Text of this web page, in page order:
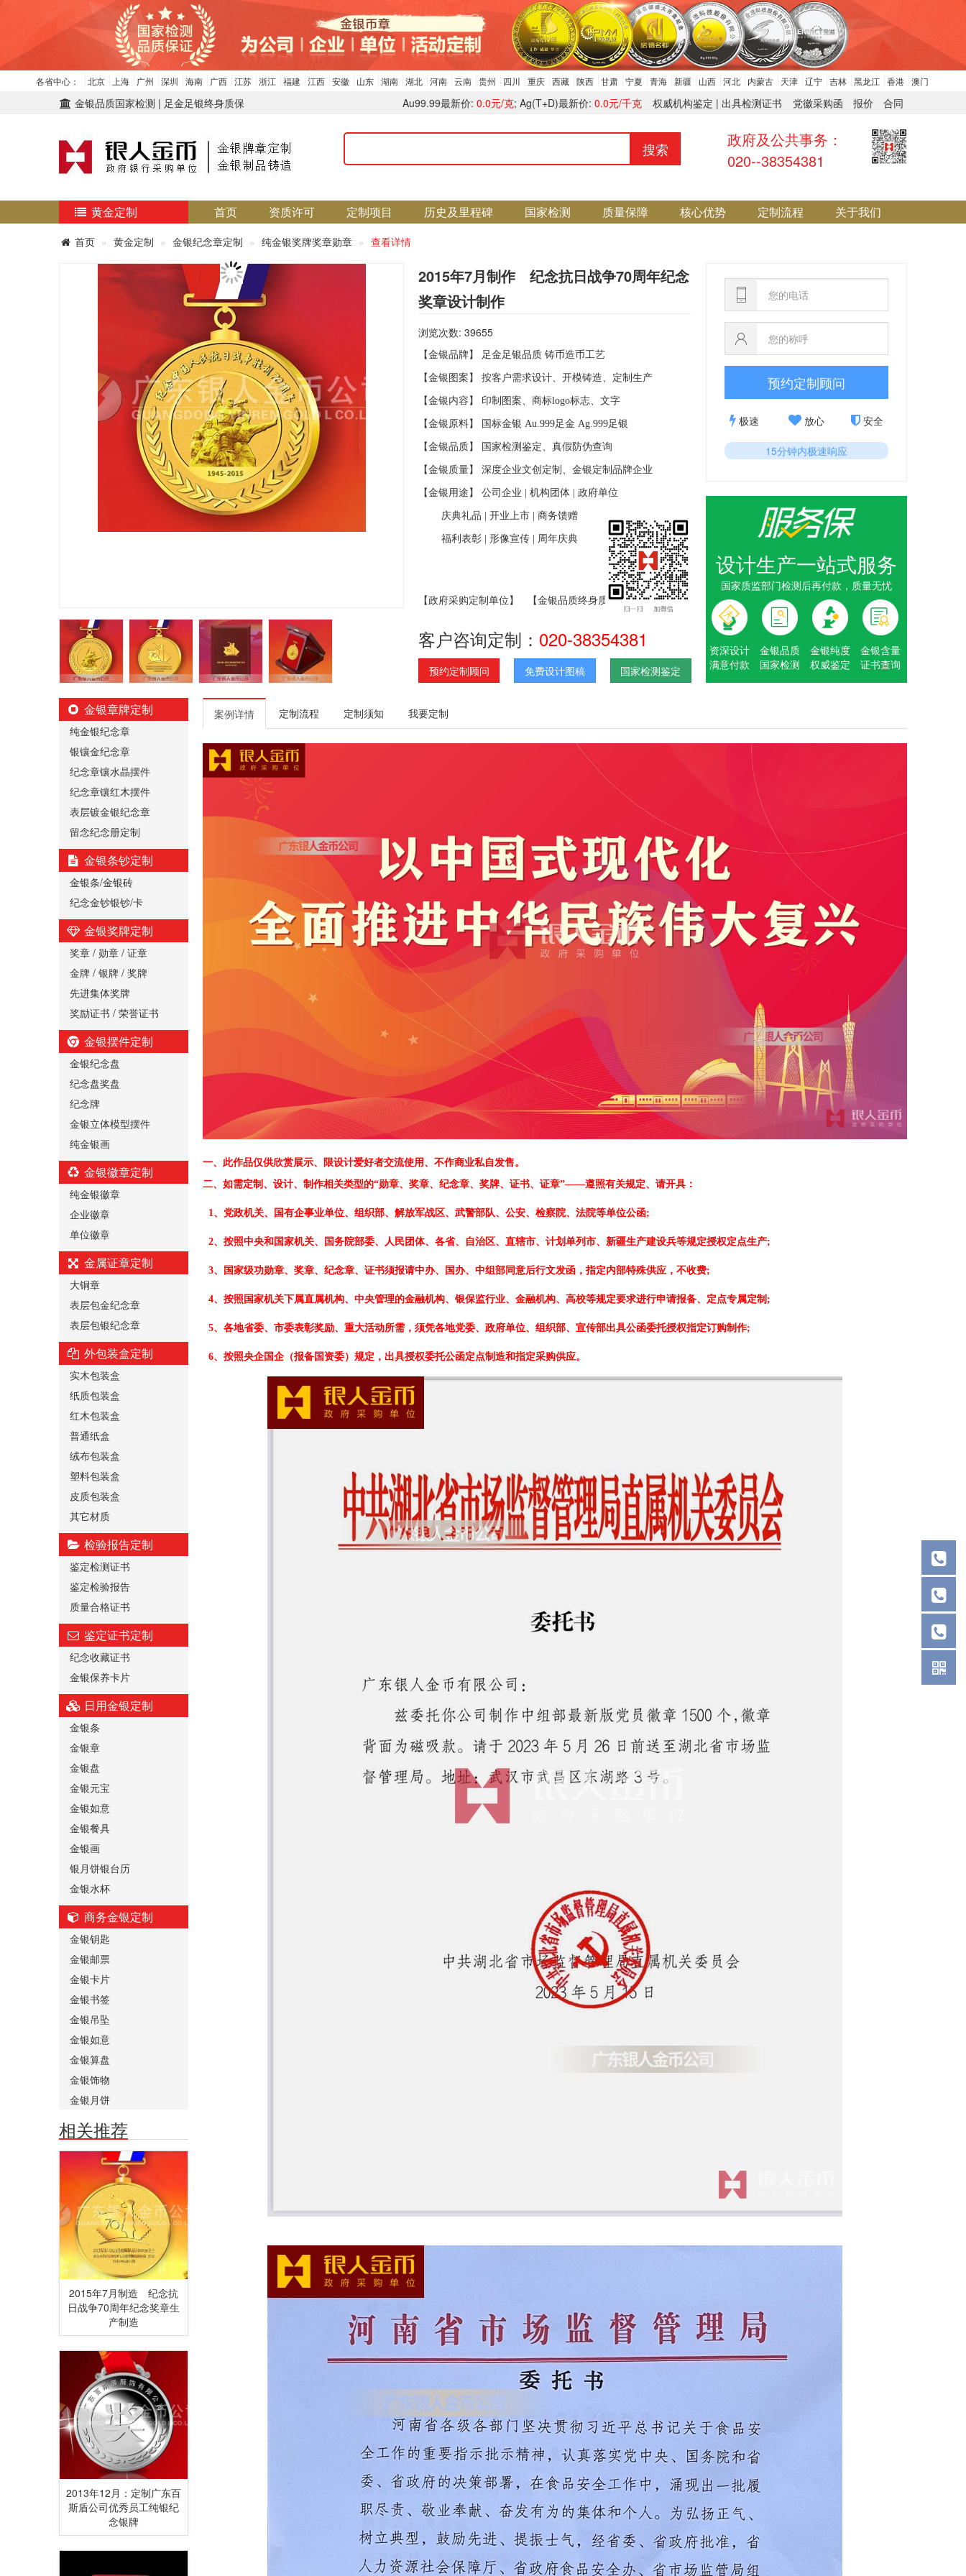
各省中心： 北京 上海 广州 深圳 海南 广西 江苏 浙江 福建 江西 安徽 山东 湖南 湖北 河南 云南 贵州 四川 重庆 西藏 陕西 甘肃 宁夏 青海 新疆 山西 河北 内蒙古 天津 辽宁 吉林 黑龙江 香港 澳门
金银品质国家检测 | 足金足银终身质保 党徽采购函 报价 合同
权威机构鉴定 | 出具检测证书
Au99.99最新价: 0.0元/克; Ag(T+D)最新价: 0.0元/千克
搜索
政府及公共事务：
020--38354381
黄金定制 首页 资质许可 定制项目 历史及里程碑 国家检测 质量保障 核心优势 定制流程 关于我们
首页 黄金定制 金银纪念章定制 纯金银奖牌奖章勋章 查看详情
2015年7月制作 纪念抗日战争70周年纪念
奖章设计制作
浏览次数: 39655
【金银品牌】 足金足银品质 铸币造币工艺
【金银图案】 按客户需求设计、开模铸造、定制生产
【金银内容】 印制图案、商标logo标志、文字
【金银原料】 国标金银 Au.999足金 Ag.999足银
【金银品质】 国家检测鉴定、真假防伪查询
【金银质量】 深度企业文创定制、金银定制品牌企业
【金银用途】 公司企业 机构团体 政府单位
庆典礼品 开业上市 商务馈赠
福利表彰 形像宣传 周年庆典
【政府采购定制单位】 【金银品质终身质保】
客户咨询定制： 020-38354381
预约定制顾问 免费设计图稿 国家检测鉴定
预约定制顾问
极速 放心 安全
15分钟内极速响应
设计生产一站式服务
国家质监部门检测后再付款，质量无忧
资深设计
满意付款
金银品质
国家检测
金银纯度
权威鉴定
金银含量
证书查询
金银章牌定制
纯金银纪念章
银镶金纪念章
纪念章镶水晶摆件
纪念章镶红木摆件
表层镀金银纪念章
留念纪念册定制
金银条钞定制
金银条/金银砖
纪念金钞银钞/卡
金银奖牌定制
奖章 / 勋章 / 证章
金牌 / 银牌 / 奖牌
先进集体奖牌
奖励证书 / 荣誉证书
金银摆件定制
金银纪念盘
纪念盘奖盘
纪念牌
金银立体模型摆件
纯金银画
金银徽章定制
纯金银徽章
企业徽章
单位徽章
金属证章定制
大铜章
表层包金纪念章
表层包银纪念章
外包装盒定制
实木包装盒
纸质包装盒
红木包装盒
普通纸盒
绒布包装盒
塑料包装盒
皮质包装盒
其它材质
检验报告定制
鉴定检测证书
鉴定检验报告
质量合格证书
鉴定证书定制
纪念收藏证书
金银保养卡片
日用金银定制
金银条
金银章
金银盘
金银元宝
金银如意
金银餐具
金银画
银月饼银台历
金银水杯
商务金银定制
金银钥匙
金银邮票
金银卡片
金银书签
金银吊坠
金银如意
金银算盘
金银饰物
金银月饼
相关推荐
2015年7月制造 纪念抗
日战争70周年纪念奖章生
产制造
2013年12月：定制广东百
斯盾公司优秀员工纯银纪
念银牌
案例详情 定制流程 定制须知 我要定制
一、 此作品仅供欣赏展示、限设计爱好者交流使用、不作商业私自发售。
二、 如需定制、设计、制作相关类型的“勋章、奖章、纪念章、奖牌、证书、证章”——遵照有关规定、请开具：
1、党政机关、国有企事业单位、组织部、解放军战区、武警部队、公安、检察院、法院等单位公函;
2、按照中央和国家机关、国务院部委、人民团体、各省、自治区、直辖市、计划单列市、新疆生产建设兵等规定授权定点生产;
3、国家级功勋章、奖章、纪念章、证书须报请中办、国办、中组部同意后行文发函，指定内部特殊供应，不收费;
4、按照国家机关下属直属机构、中央管理的金融机构、银保监行业、金融机构、高校等规定要求进行申请报备、定点专属定制;
5、各地省委、市委表彰奖励、重大活动所需，须凭各地党委、政府单位、组织部、宣传部出具公函委托授权指定订购制作;
6、按照央企国企（报备国资委）规定，出具授权委托公函定点制造和指定采购供应。